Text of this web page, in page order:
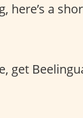
here’s a
get